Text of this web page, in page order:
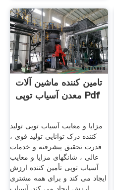
تامین کننده ماشین آلات
معدن آسیاب توپی Pdf
مزایا و معایب آسیاب توپی تولید
کننده درک توانایی تولید قوی ،
قدرت تحقیق پیشرفته و خدمات
عالی ، شانگهای مزایا و معایب
آسیاب توپی تأمین کننده ارزش
ایجاد می کند و برای همه مشتری